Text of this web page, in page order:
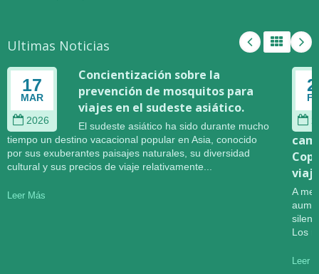
Ultimas Noticias
17
MAR
2026
Concientización sobre la
prevención de mosquitos para
viajes en el sudeste asiático.
El sudeste asiático ha sido durante mucho
tiempo un destino vacacional popular en Asia, conocido
por sus exuberantes paisajes naturales, su diversidad
cultural y sus precios de viaje relativamente...
Leer Más
A
Los
Leer